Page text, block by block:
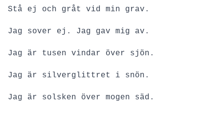
Stå ej och gråt vid min grav.
Jag sover ej. Jag gav mig av.
Jag är tusen vindar över sjön.
Jag är silverglittret i snön.
Jag är solsken över mogen säd.